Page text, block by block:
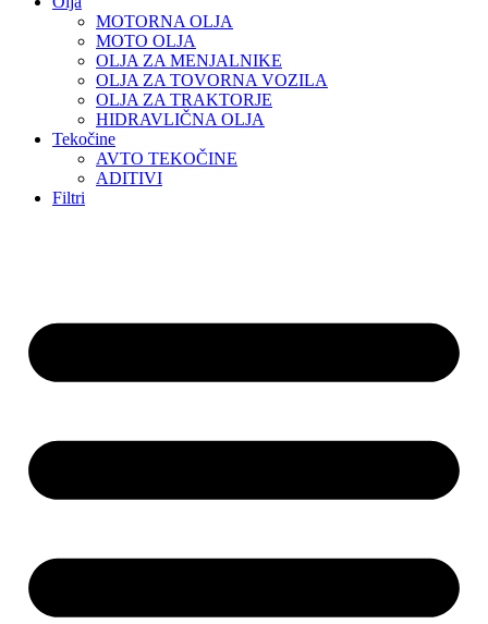
MOTORNA OLJA
MOTO OLJA
OLJA ZA MENJALNIKE
OLJA ZA TOVORNA VOZILA
OLJA ZA TRAKTORJE
HIDRAVLIČNA OLJA
Tekočine
AVTO TEKOČINE
ADITIVI
Filtri